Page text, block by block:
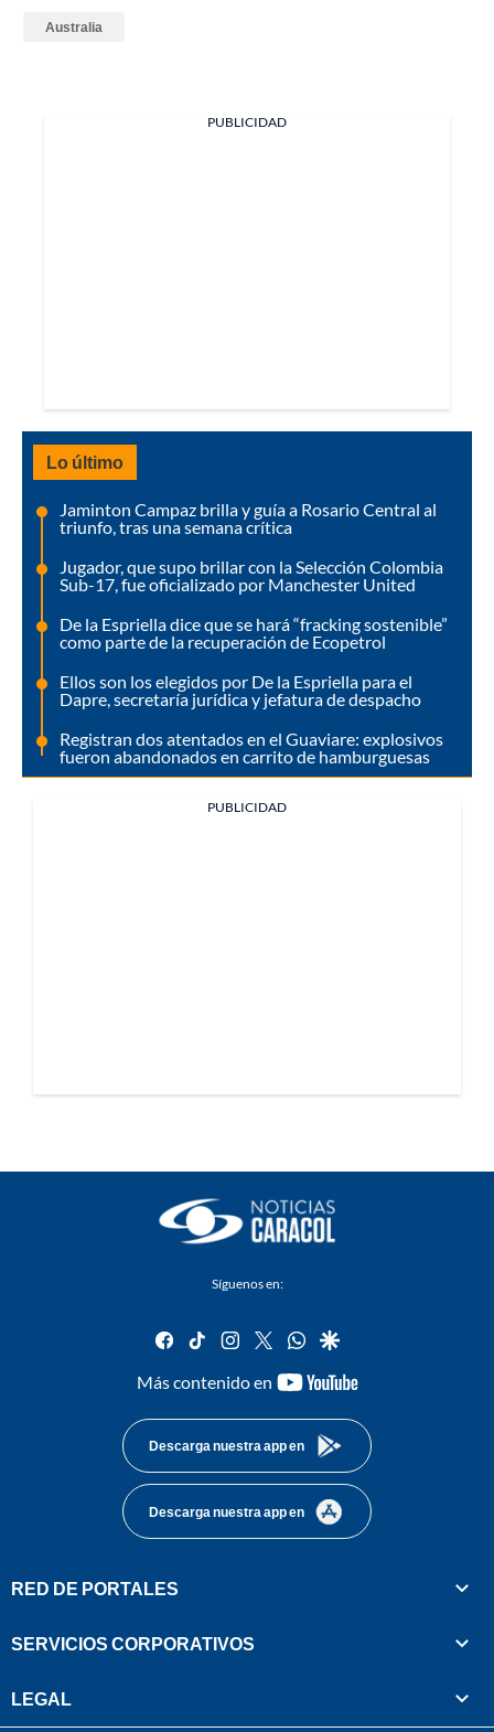
Australia
PUBLICIDAD
Lo último
Jaminton Campaz brilla y guía a Rosario Central al
triunfo, tras una semana crítica
Jugador, que supo brillar con la Selección Colombia
Sub-17, fue oficializado por Manchester United
De la Espriella dice que se hará “fracking sostenible”
como parte de la recuperación de Ecopetrol
Ellos son los elegidos por De la Espriella para el
Dapre, secretaría jurídica y jefatura de despacho
Registran dos atentados en el Guaviare: explosivos
fueron abandonados en carrito de hamburguesas
PUBLICIDAD
Síguenos en:
facebook
tiktok instagram
twitterwhatsapp
google
Más contenido en
youtube-
Descarga nuestra app en
Descarga nuestra app en
RED DE PORTALES
SERVICIOS CORPORATIVOS
LEGAL